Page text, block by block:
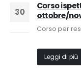
30
Corso
ottobre/
Corso per
Leggi di più